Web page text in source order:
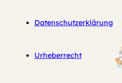
Datenschutzerklärung
Urheberrecht